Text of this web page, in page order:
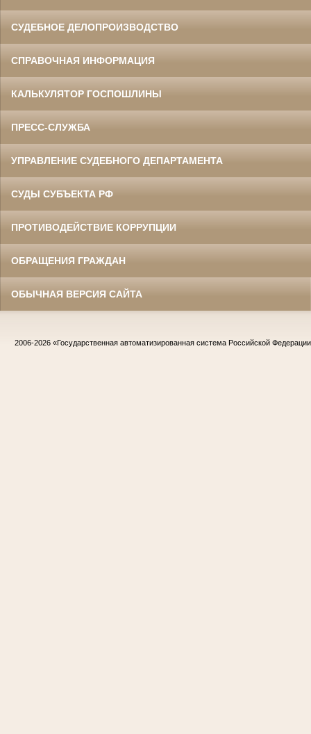
СУДЕБНОЕ ДЕЛОПРОИЗВОДСТВО
СПРАВОЧНАЯ ИНФОРМАЦИЯ
КАЛЬКУЛЯТОР ГОСПОШЛИНЫ
ПРЕСС-СЛУЖБА
УПРАВЛЕНИЕ СУДЕБНОГО ДЕПАРТАМЕНТА
СУДЫ СУБЪЕКТА РФ
ПРОТИВОДЕЙСТВИЕ КОРРУПЦИИ
ОБРАЩЕНИЯ ГРАЖДАН
ОБЫЧНАЯ ВЕРСИЯ САЙТА
2006-2026 «Государственная автоматизированная система Российской